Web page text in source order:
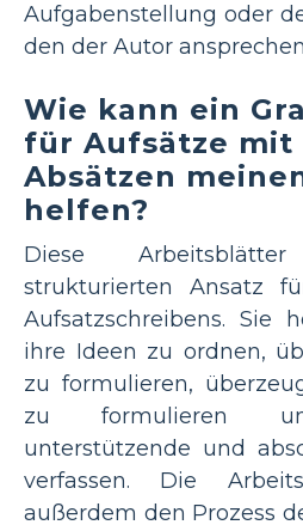
Aufgabenstellung oder
den der Autor
Wie kann ein
für Aufsätze mit
Absätzen
helfen?
Diese
strukturierten Ansatz
Aufsatzschreibens. Sie
ihre Ideen zu ordnen,
zu formulieren,
zu formulieren
unterstützende und
verfassen. Die
außerdem den Prozess